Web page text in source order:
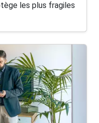
les plus fragiles